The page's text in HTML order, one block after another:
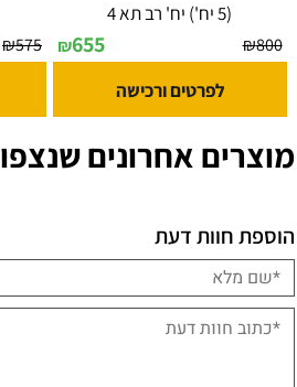
(5 יח') יח' רב תא 4
₪800
₪655
לפרטים ורכישה
₪575
מוצרים אחרונים שנצפו
הוספת חוות דעת